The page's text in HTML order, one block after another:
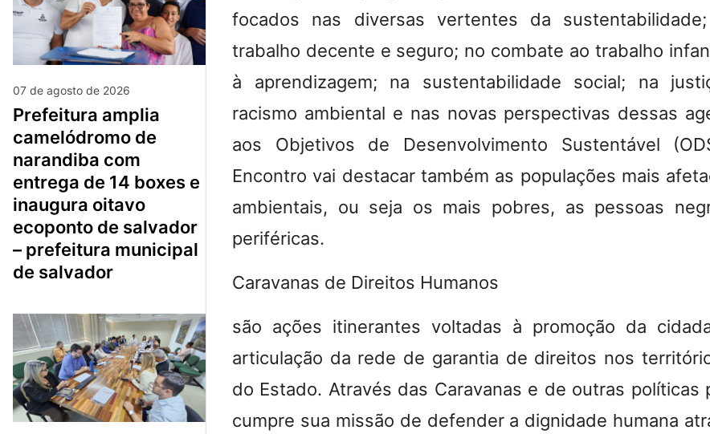
07 de agosto de 2026
prefeitura amplia
camelódromo de
narandiba com
entrega de 14 boxes e
inaugura oitavo
ecoponto de salvador
– prefeitura municipal
de salvador
focados nas diversas vertentes da
trabalho decente e seguro; no combate ao trabalho
à aprendizagem; na sustentabilidade social; na
racismo ambiental e nas novas perspectivas dessas
aos Objetivos de Desenvolvimento Sustentável
Encontro vai destacar também as populações mais
ambientais, ou seja os mais pobres, as pessoas
periféricas.
Caravanas de Direitos Humanos
são ações itinerantes voltadas à promoção da
articulação da rede de garantia de direitos nos
do Estado. Através das Caravanas e de outras políticas
cumpre sua missão de defender a dignidade humana